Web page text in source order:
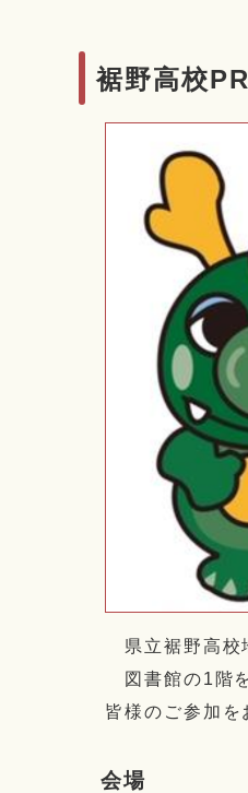
裾野高校
県立裾野高校
図書館の1階
皆様のご参加を
会場